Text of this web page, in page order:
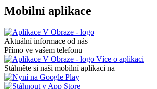
Mobilní aplikace
Aktuální informace od nás
Přímo ve vašem telefonu
Více o aplikaci
Stáhněte si naši mobilní aplikaci na